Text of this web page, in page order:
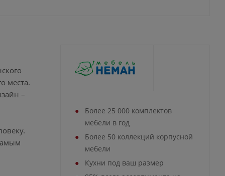
места.
–
Более 25 000 комплектов
мебели в год
Более 50 коллекций корпусной
мебели
Кухни под ваш размер